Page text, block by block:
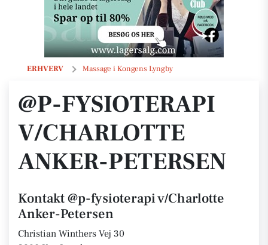
ERHVERV Massage i Kongens Lyngby
@p-fysioterapi v/Charlotte Anker-Petersen
@P-FYSIOTERAPI
V/CHARLOTTE
ANKER-PETERSEN
Kontakt @p-fysioterapi v/Charlotte
Anker-Petersen
Christian Winthers Vej 30